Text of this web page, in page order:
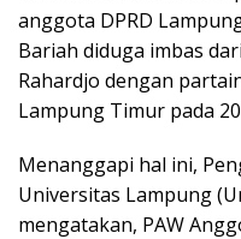
anggota DPRD
Bariah diduga imbas
Rahardjo dengan
Lampung Timur pada
Menanggapi hal ini,
Universitas Lampung
mengatakan, PAW